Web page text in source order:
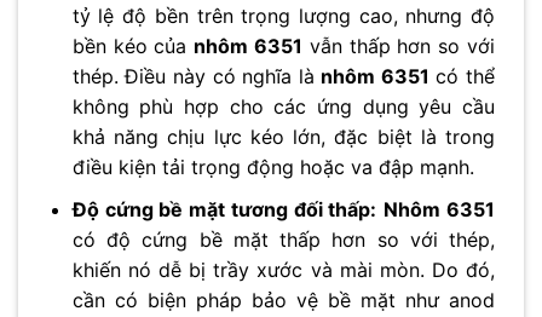
tỷ lệ độ bền trên trọng lượng cao, nhưng độ
bền kéo của nhôm 6351 vẫn thấp hơn so với
thép. Điều này có nghĩa là nhôm 6351 có thể
không phù hợp cho các ứng dụng yêu cầu
khả năng chịu lực kéo lớn, đặc biệt là trong
điều kiện tải trọng động hoặc va đập mạnh.
Độ cứng bề mặt tương đối thấp: Nhôm 6351
có độ cứng bề mặt thấp hơn so với thép,
khiến nó dễ bị trầy xước và mài mòn. Do đó,
cần có biện pháp bảo vệ bề mặt như anod